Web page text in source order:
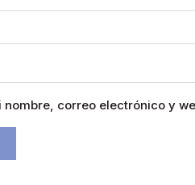
nombre, correo electrónico y